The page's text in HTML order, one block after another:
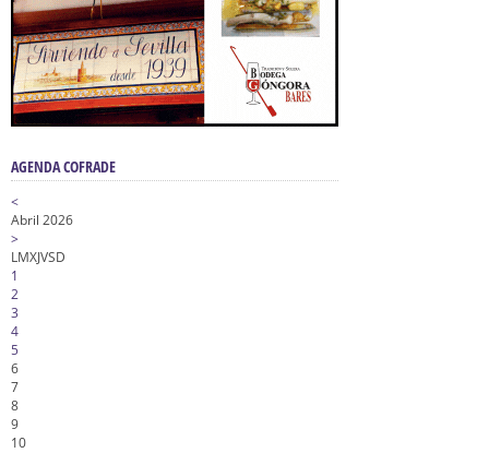
AGENDA COFRADE
<
Abril 2026
>
LMXJVSD
1
2
3
4
5
6
7
8
9
10